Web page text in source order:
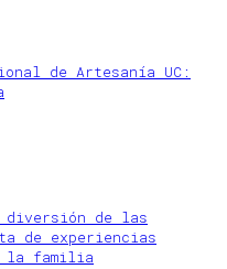
de Artesanía UC:
diversión de las
de experiencias
la familia